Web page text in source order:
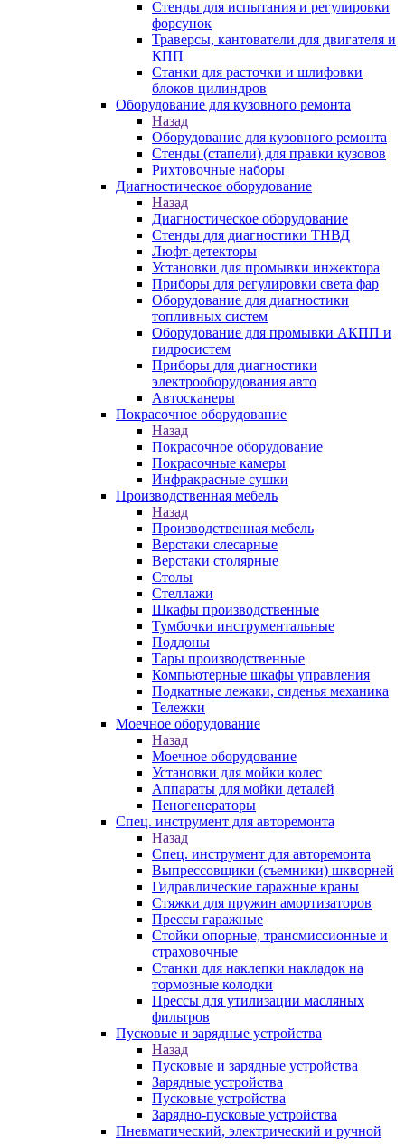
Стенды для испытания и регулировки
форсунок
Траверсы, кантователи для двигателя и
КПП
Станки для расточки и шлифовки
блоков цилиндров
Оборудование для кузовного ремонта
Назад
Оборудование для кузовного ремонта
Стенды (стапели) для правки кузовов
Рихтовочные наборы
Диагностическое оборудование
Назад
Диагностическое оборудование
Стенды для диагностики ТНВД
Люфт-детекторы
Установки для промывки инжектора
Приборы для регулировки света фар
Оборудование для диагностики
топливных систем
Оборудование для промывки АКПП и
гидросистем
Приборы для диагностики
электрооборудования авто
Автосканеры
Покрасочное оборудование
Назад
Покрасочное оборудование
Покрасочные камеры
Инфракрасные сушки
Производственная мебель
Назад
Производственная мебель
Верстаки слесарные
Верстаки столярные
Столы
Стеллажи
Шкафы производственные
Тумбочки инструментальные
Поддоны
Тары производственные
Компьютерные шкафы управления
Подкатные лежаки, сиденья механика
Тележки
Моечное оборудование
Назад
Моечное оборудование
Установки для мойки колес
Аппараты для мойки деталей
Пеногенераторы
Спец. инструмент для авторемонта
Назад
Спец. инструмент для авторемонта
Выпрессовщики (съемники) шкворней
Гидравлические гаражные краны
Стяжки для пружин амортизаторов
Прессы гаражные
Стойки опорные, трансмиссионные и
страховочные
Станки для наклепки накладок на
тормозные колодки
Прессы для утилизации масляных
фильтров
Пусковые и зарядные устройства
Назад
Пусковые и зарядные устройства
Зарядные устройства
Пусковые устройства
Зарядно-пусковые устройства
Пневматический, электрический и ручной